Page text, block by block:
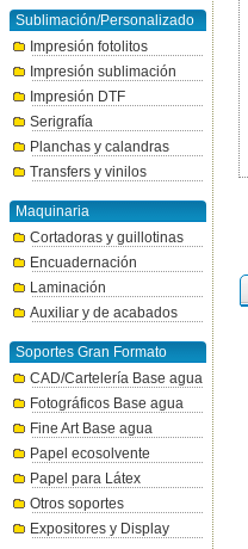
Sublimación/Personalizado
Impresión fotolitos
Impresión sublimación
Impresión DTF
Serigrafía
Planchas y calandras
Transfers y vinilos
Maquinaria
Cortadoras y guillotinas
Encuadernación
Laminación
Auxiliar y de acabados
Soportes Gran Formato
CAD/Cartelería Base agua
Fotográficos Base agua
Fine Art Base agua
Papel ecosolvente
Papel para Látex
Otros soportes
Expositores y Display